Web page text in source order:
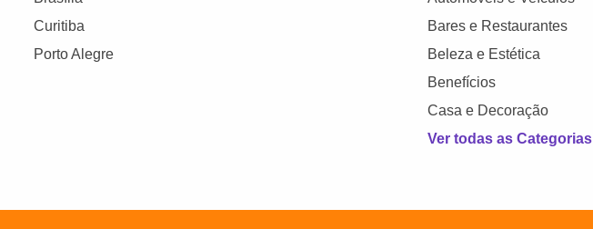
Curitiba
Porto Alegre
Bares e Restaurantes
Beleza e Estética
Benefícios
Casa e Decoração
Ver todas as Categorias